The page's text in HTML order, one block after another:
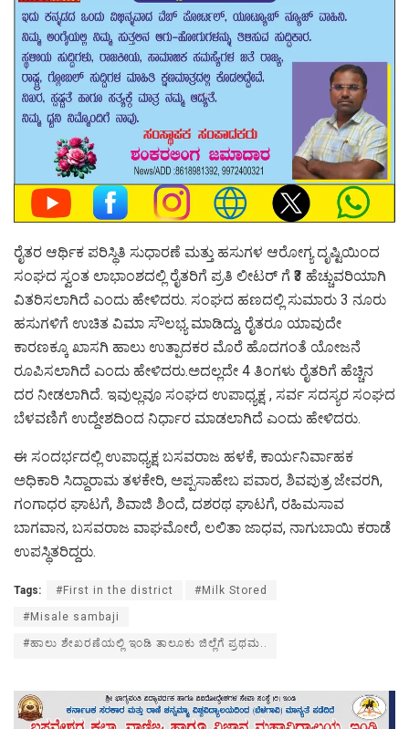
ರೈತರ ಆರ್ಥಿಕ ಪರಿಸ್ಥಿತಿ ಸುಧಾರಣೆ ಮತ್ತು ಹಸುಗಳ ಆರೋಗ್ಯ ದೃಷ್ಟಿಯಿಂದ
ಸಂಘದ ಸ್ವಂತ ಲಾಭಾಂಶದಲ್ಲಿ ರೈತರಿಗೆ ಪ್ರತಿ ಲೀಟರ್ ಗೆ ₹3 ಹೆಚ್ಚುವರಿಯಾಗಿ
ವಿತರಿಸಲಾಗಿದೆ ಎಂದು ಹೇಳಿದರು. ಸಂಘದ ಹಣದಲ್ಲಿ ಸುಮಾರು 3 ನೂರು
ಹಸುಗಳಿಗೆ ಉಚಿತ ವಿಮಾ ಸೌಲಭ್ಯ ಮಾಡಿದ್ದು, ರೈತರೂ ಯಾವುದೇ
ಕಾರಣಕ್ಕೂ ಖಾಸಗಿ ಹಾಲು ಉತ್ಪಾದಕರ ಮೊರೆ ಹೊದಗಂತೆ ಯೋಜನೆ
ರೂಪಿಸಲಾಗಿದೆ ಎಂದು ಹೇಳಿದರು.ಅದಲ್ಲದೇ 4 ತಿಂಗಳು ರೈತರಿಗೆ ಹೆಚ್ಚಿನ
ದರ ನೀಡಲಾಗಿದೆ. ಇವುಲ್ಲವೂ ಸಂಘದ ಉಪಾಧ್ಯಕ್ಷ , ಸರ್ವ ಸದಸ್ಯರ ಸಂಘದ
ಬೆಳವಣಿಗೆ ಉದ್ದೇಶದಿಂದ ನಿರ್ಧಾರ ಮಾಡಲಾಗಿದೆ ಎಂದು ಹೇಳಿದರು.
ಈ ಸಂದರ್ಭದಲ್ಲಿ ಉಪಾಧ್ಯಕ್ಷ ಬಸವರಾಜ ಹಳಕೆ, ಕಾರ್ಯನಿರ್ವಾಹಕ
ಅಧಿಕಾರಿ ಸಿದ್ದಾರಾಮ ತಳಕೇರಿ, ಅಪ್ಪಸಾಹೇಬ ಪವಾರ, ಶಿವಪುತ್ರ ಜೇವರಗಿ,
ಗಂಗಾಧರ ಘಾಟಗೆ, ಶಿವಾಜಿ ಶಿಂದೆ, ದಶರಥ ಘಾಟಗೆ, ರಹಿಮಸಾವ
ಬಾಗವಾನ, ಬಸವರಾಜ ವಾಘಮೋರೆ, ಲಲಿತಾ ಜಾಧವ, ನಾಗುಬಾಯಿ‌ ಕರಾಡೆ
ಉಪಸ್ಥಿತರಿದ್ದರು.
Tags: #First in the district #Milk Stored
#Misale sambaji
#ಹಾಲು ಶೇಖರಣೆಯಲ್ಲಿ ಇಂಡಿ ತಾಲೂಕು ಜಿಲ್ಲೆಗೆ ಪ್ರಥಮ..